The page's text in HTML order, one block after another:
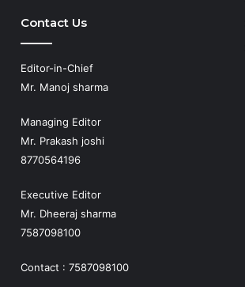
Contact Us
Editor-in-Chief
Mr. Manoj sharma
Managing Editor
Mr. Prakash joshi
8770564196
Executive Editor
Mr. Dheeraj sharma
7587098100
Contact : 7587098100